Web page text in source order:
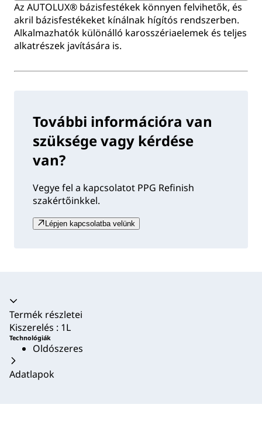
Az AUTOLUX® bázisfestékek könnyen felvihetők, és
akril bázisfestékeket kínálnak hígítós rendszerben.
Alkalmazhatók különálló karosszériaelemek és teljes
alkatrészek javítására is.
További információra van
szüksége vagy kérdése
van?
Vegye fel a kapcsolatot PPG Refinish
szakértőinkkel.
Lépjen kapcsolatba velünk
Akkordion összecsukva
Termék részletei
Kiszerelés : 1L
Technológiák
Oldószeres
Adatlapok